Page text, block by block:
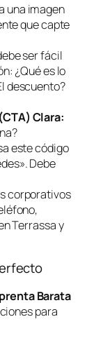
una imagen
que capte
ser fácil
¿Qué es lo
descuento?
Clara:
este código
Debe
corporativos
Terrassa y
Barata
para